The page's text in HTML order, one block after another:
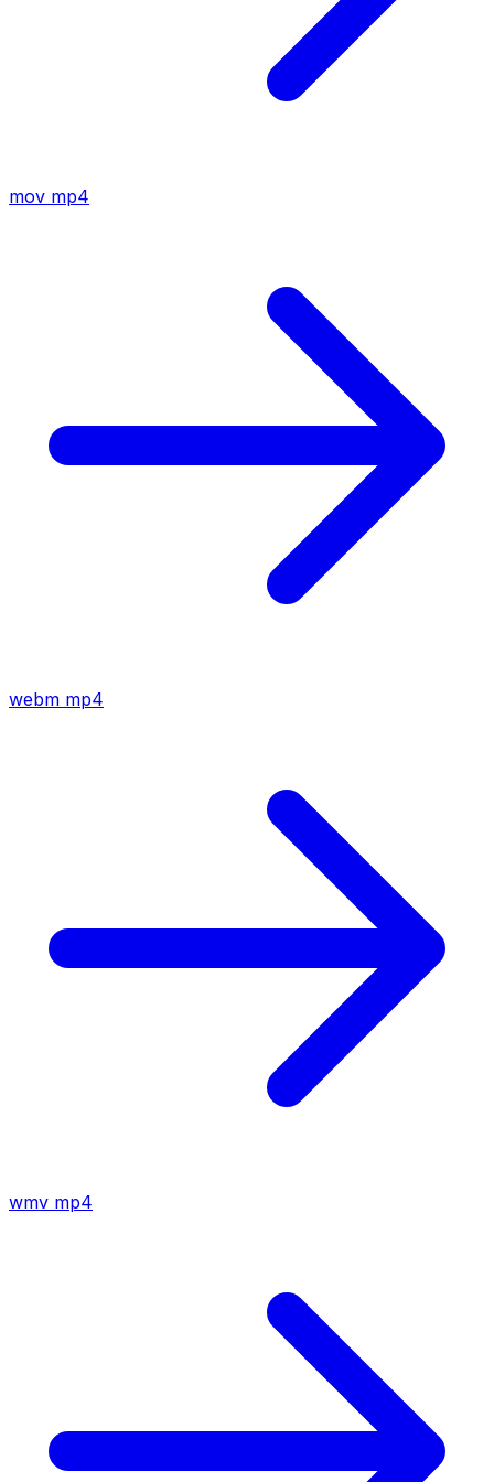
mov mp4
webm mp4
wmv mp4